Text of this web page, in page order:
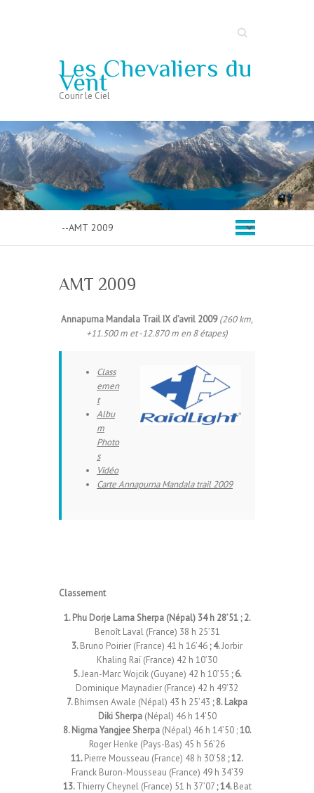
Search
Les Chevaliers du
Vent
Courir le Ciel
AMT 2009
Annapurna Mandala Trail IX d’avril 2009(260 km,
+11.500 m et -12.870 m en 8 étapes)
Class
emen
t
Albu
m
Photo
s
Vidéo
Carte Annapurna Mandala trail 2009
Classement
1. Phu Dorje Lama Sherpa (Népal) 34 h 28’51 ; 2.
Benoît Laval (France) 38 h 25’31
3.Bruno Poirier (France) 41 h 16’46; 4.Jorbir
Khaling Raï (France) 42 h 10’30
5.Jean-Marc Wojcik (Guyane) 42 h 10’55 ; 6.
Dominique Maynadier (France) 42 h 49’32
7.Bhimsen Awale (Népal) 43 h 25’43 ; 8. Lakpa
Diki Sherpa(Népal) 46 h 14’50
8. Nigma Yangjee Sherpa (Népal) 46 h 14’50 ;10.
Roger Henke (Pays-Bas) 45 h 56’26
11.Pierre Mousseau (France) 48 h 30’58 ; 12.
Franck Buron-Mousseau (France) 49 h 34’39
13.Thierry Cheynel (France) 51 h 37’07; 14.Beat